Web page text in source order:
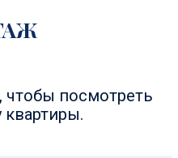
, чтобы посмотреть
квартиры.